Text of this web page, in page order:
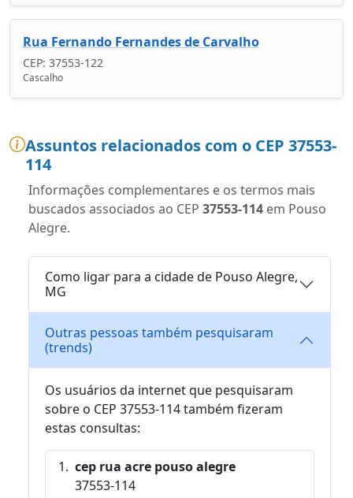
Rua Fernando Fernandes de Carvalho
CEP: 37553-122
Cascalho
Assuntos relacionados com o CEP 37553-
114
Informações complementares e os termos mais
buscados associados ao CEP 37553-114 em Pouso
Alegre.
Como ligar para a cidade de Pouso Alegre,
MG
Outras pessoas também pesquisaram
(trends)
Os usuários da internet que pesquisaram
sobre o CEP 37553-114 também fizeram
estas consultas:
cep rua acre pouso alegre
37553-114